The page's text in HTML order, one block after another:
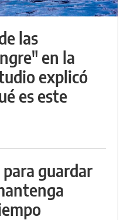
las
en la
explicó
es este
guardar